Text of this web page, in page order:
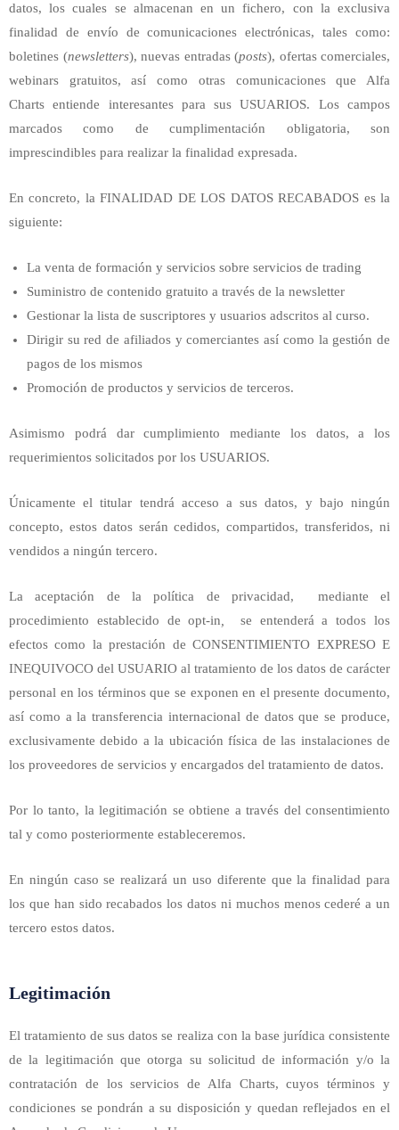
datos, los cuales se almacenan en un fichero, con la exclusiva
finalidad de envío de comunicaciones electrónicas, tales como:
boletines (newsletters), nuevas entradas (posts), ofertas comerciales,
webinars gratuitos, así como otras comunicaciones que Alfa
Charts entiende interesantes para sus USUARIOS. Los campos
marcados como de cumplimentación obligatoria, son
imprescindibles para realizar la finalidad expresada.
En concreto, la FINALIDAD DE LOS DATOS RECABADOS es la
siguiente:
La venta de formación y servicios sobre servicios de trading
Suministro de contenido gratuito a través de la newsletter
Gestionar la lista de suscriptores y usuarios adscritos al curso.
Dirigir su red de afiliados y comerciantes así como la gestión de
pagos de los mismos
Promoción de productos y servicios de terceros.
Asimismo podrá dar cumplimiento mediante los datos, a los
requerimientos solicitados por los USUARIOS.
Únicamente el titular tendrá acceso a sus datos, y bajo ningún
concepto, estos datos serán cedidos, compartidos, transferidos, ni
vendidos a ningún tercero.
La aceptación de la política de privacidad,
mediante el
procedimiento establecido de opt-in
se entenderá a todos los
efectos como la prestación de CONSENTIMIENTO EXPRESO E
INEQUIVOCO del USUARIO al tratamiento de los datos de carácter
personal en los términos que se exponen en el presente documento,
así como a la transferencia internacional de datos que se produce,
exclusivamente debido a la ubicación física de las instalaciones de
los proveedores de servicios y encargados del tratamiento de datos.
Por lo tanto, la legitimación se obtiene a través del consentimiento
tal y como posteriormente estableceremos.
En ningún caso se realizará un uso diferente que la finalidad para
los que han sido recabados los datos ni muchos menos cederé a un
tercero estos datos.
Legitimación
El tratamiento de sus datos se realiza con la base jurídica consistente
de la legitimación que otorga su solicitud de información y/o la
contratación de los servicios de Alfa Charts, cuyos términos y
condiciones se pondrán a su disposición y quedan reflejados en el